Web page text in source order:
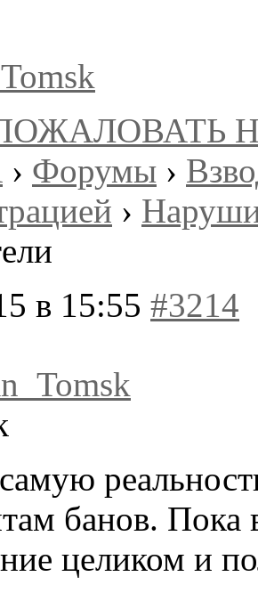
› Форумы ›
›
в 15:55 #3214
банов.
целиком и